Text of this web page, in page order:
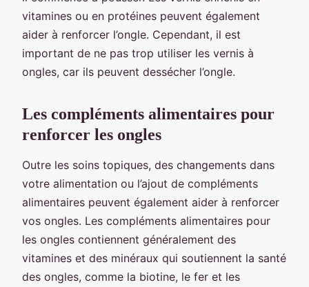
vitamines ou en protéines peuvent également
aider à renforcer l’ongle. Cependant, il est
important de ne pas trop utiliser les vernis à
ongles, car ils peuvent dessécher l’ongle.
Les compléments alimentaires pour
renforcer les ongles
Outre les soins topiques, des changements dans
votre alimentation ou l’ajout de compléments
alimentaires peuvent également aider à renforcer
vos ongles. Les compléments alimentaires pour
les ongles contiennent généralement des
vitamines et des minéraux qui soutiennent la santé
des ongles, comme la biotine, le fer et les